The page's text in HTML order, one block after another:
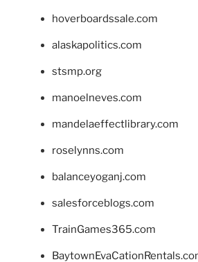
hoverboardssale.com
alaskapolitics.com
stsmp.org
manoelneves.com
mandelaeffectlibrary.com
roselynns.com
balanceyoganj.com
salesforceblogs.com
TrainGames365.com